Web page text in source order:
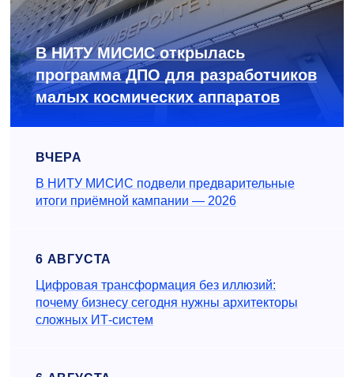
В НИТУ МИСИС открылась
программа ДПО для разработчиков
малых космических аппаратов
ВЧЕРА
В НИТУ МИСИС подвели предварительные
итоги приёмной кампании — 2026
6 АВГУСТА
Цифровая трансформация без иллюзий:
почему бизнесу сегодня нужны архитекторы
сложных ИТ-систем